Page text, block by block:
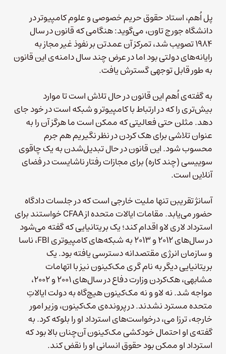
پل اُهم، استاد حقوق حریم خصوصی و علوم کامپیوتر در
دانشگاه جورج تاون، می‌گوید: هنگامی که قانون در سال
۱۹۸۴ تصویب شد، تمرکز آن عمدتن بر نفوذ غیر مجاز به
رایانه‌های دولتی بود اما در عرض چند سال دامنه‌ی این قانون
به طور قابل توجهی گسترش یافت.
به گفته‌ی اُهم این قانون در حال تلاش است تا موارد
بیش‌تری را که در ارتباط با کامپیوتر و شبکه است در خود جای
دهد. مثلن حتی فعالیتی که ممکن است ما هرگز آن را به
عنوان تلاشی برای هک کردن در نظر نگیریم هم جرم
محسوب شود. این قانون در حال تبدیل‌شدن به یک چاقوی
سوییسی (چند کاره) برای مجازات رفتار ناشایست در فضای
آنلاین است.
آسانژ تقریبن تنها ملیت خارجی است که در جلسات دادگاه
حضور می‌یابد. مقامات ایالات متحده از CFAA خواستند برای
استرداد لاری لاو اقدام کند؛ یک بریتانیایی که گفته می‌شود
در سال‌های ۲۰۱۲ و ۲۰۱۳ به شبکه‌های کامپیوتری FBI، ناسا
و سازمان انرژی مقتصدانه دسترسی یافته بود. یک
بریتانیایی دیگر به نام گری مک‌کینون نیز با اتهامات
مشابهی، هک‌کردن وزارت دفاع در سال‌های ۲۰۰۱ و ۲۰۰۲،
مواجه شد. نه لاو و نه مک‌کینون هیچ‌گاه به دولت ایالاتِ
متحده مسترد نشدند. در پرونده‌ی مک‌کینون، وزیر امور
خارجه، ترزا می، درخواست‌های استرداد او را بلوکه کرد. به
گفته‌ی او احتمال خودکشی مک‌کینون آن‌چنان بالا بود که
استرداد او ممکن بود حقوق انسانی او را نقض کند.